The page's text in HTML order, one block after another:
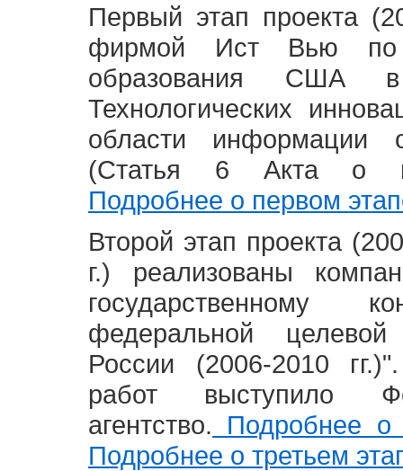
Первый этап проекта
фирмой Ист Вью по
образования США
Технологических
области информации
(Статья 6 Акта о
Подробнее о первом
Второй этап проекта
г.) реализованы
государственному
федеральной
России (2006-2010
работ выступило
агентство. Подробнее о
Подробнее о третьем